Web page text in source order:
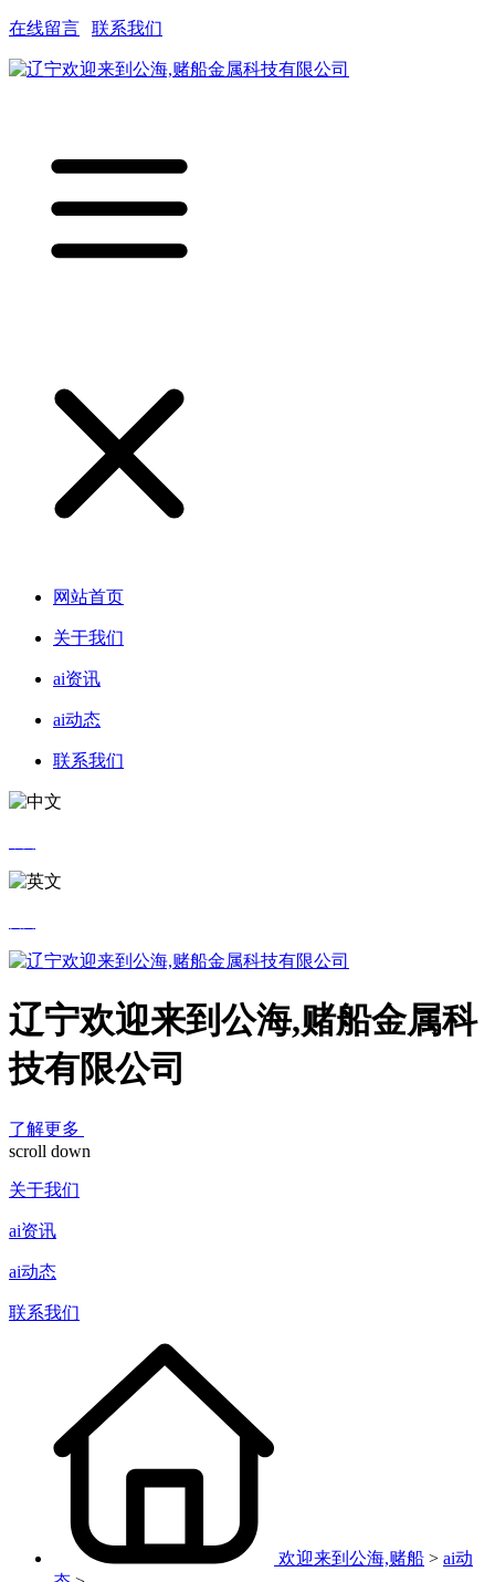
在线留言 联系我们
网站首页
关于我们
ai资讯
ai动态
联系我们
辽宁欢迎来到公海,赌船金属科
技有限公司
了解更多
scroll down
关于我们
ai资讯
ai动态
联系我们
欢迎来到公海,赌船 > ai动